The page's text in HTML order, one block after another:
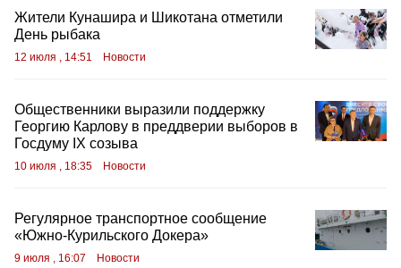
Жители Кунашира и Шикотана отметили
День рыбака
12 июля , 14:51 Новости
Общественники выразили поддержку
Георгию Карлову в преддверии выборов в
Госдуму IX созыва
10 июля , 18:35 Новости
Регулярное транспортное сообщение
«Южно-Курильского Докера»
9 июля , 16:07 Новости